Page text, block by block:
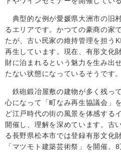
典型的な例が愛媛県大洲市の旧
るエリアです。かつての豪商の家
たが、古い民家の維持管理を担う
再生しています。現在、有形文化
財に泊まれるという魅力を生み出
たない状態になっているそうです。
鉄砲鍛冶屋敷の建物が多く残っ
心になって「町なみ再生協議会」
ど江戸時代の街の風景を体感する
開催し、理解を深めています。古
る長野県松本市では登録有形文化
「マツモト建築芸術祭」を開催。 8